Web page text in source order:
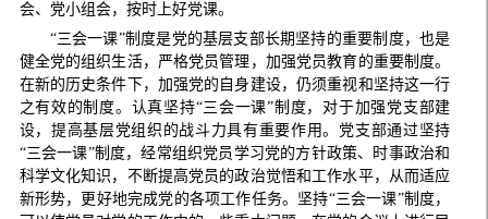
会、党小组会，按时上好党课。
“三会一课”制度是党的基层支部长期坚持的重要制度，也是
健全党的组织生活，严格党员管理，加强党员教育的重要制度。
在新的历史条件下，加强党的自身建设，仍须重视和坚持这一行
之有效的制度。认真坚持“三会一课”制度，对于加强党支部建
设，提高基层党组织的战斗力具有重要作用。党支部通过坚持
“三会一课”制度，经常组织党员学习党的方针政策、时事政治和
科学文化知识，不断提高党员的政治觉悟和工作水平，从而适应
新形势，更好地完成党的各项工作任务。坚持“三会一课”制度，